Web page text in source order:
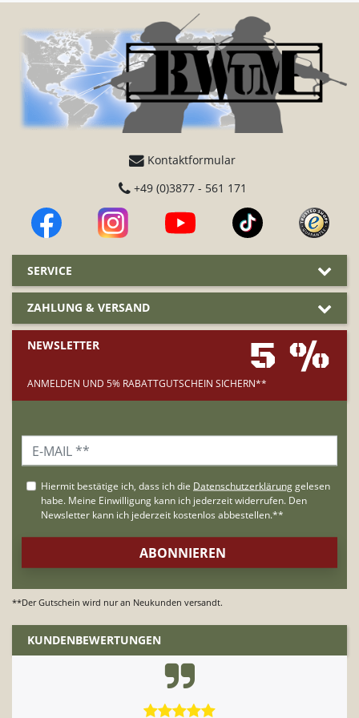
Westen nicht nachgewiesen ist und nicht mehr
vorhanden sein kann, da wir diese nicht prüfen und
teilweise mehrere Jahre bei der Polizei gelagert
worden sind. Daher stellen die Westen keine
offizielle Schutzausrüstung dar.
Etiketten wie Größe, Schutzklasse etc. können von
des jüngeren Alters der Westen entfernt worden
Kontaktformular
+49 (0)3877 - 561 171
SERVICE
ZAHLUNG & VERSAND
NEWSLETTER 5 %
ANMELDEN UND 5% RABATTGUTSCHEIN SICHERN**
**Der Gutschein wird nur an Neukunden versandt.
KUNDENBEWERTUNGEN